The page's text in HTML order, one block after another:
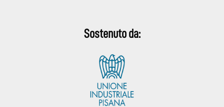
Sostenuto da: